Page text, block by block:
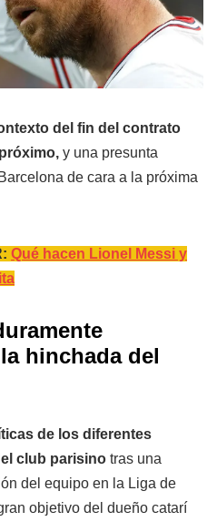
del fin del contrato
y una presunta
de cara a la próxima
Qué hacen Lionel Messi y
hinchada del
de los diferentes
club parisino tras una
del equipo en la Liga de
objetivo del dueño catarí